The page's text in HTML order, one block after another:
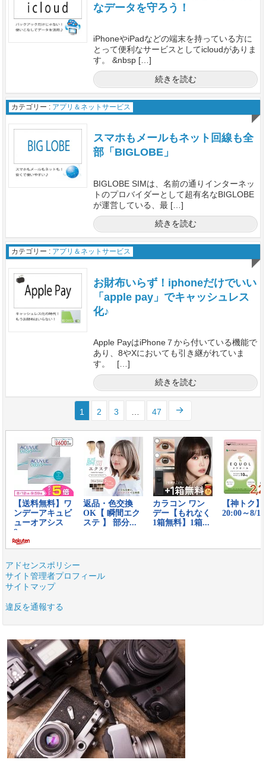
なデータを守ろう！
iPhoneやiPadなどの端末を持っている方に
とって便利なサービスとしてicloudがありま
す。 &nbsp […]
続きを読む
カテゴリー : アプリ＆ネットサービス
スマホもメールもネット回線も全
部「BIGLOBE」
BIGLOBE SIMは、名前の通りインターネッ
トのプロバイダーとして超有名なBIGLOBE
が運営している、最 […]
続きを読む
カテゴリー : アプリ＆ネットサービス
お財布いらず！iphoneだけでいい
「apple pay」でキャッシュレス
化♪
Apple PayはiPhone７から付いている機能で
あり、8やXにおいても引き継がれていま
す。 […]
続きを読む
1 2 3 47
アドセンスポリシー
サイト管理者プロフィール
サイトマップ
違反を通報する